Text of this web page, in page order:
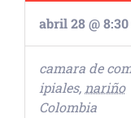
abril 28 @
camara de
ipiales, nariño
Colombia